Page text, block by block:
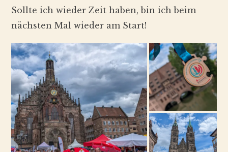
Sollte ich wieder Zeit haben, bin ich beim
nächsten Mal wieder am Start!